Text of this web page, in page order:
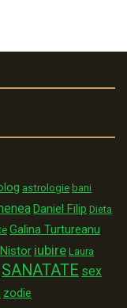
astrologie bani
Daniel Filip Dieta
Galina Turtureanu
iubire Laura
SANATATE sex
zodie